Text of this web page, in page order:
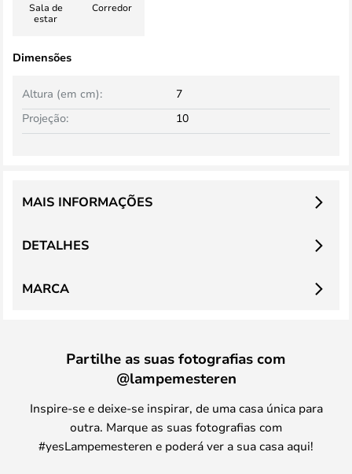
Sala de
estar
Corredor
Dimensões
Altura (em cm):
7
Projeção:
10
DETALHES
MAIS INFORMAÇÕES
MARCA
Partilhe as suas fotografias com
@lampemesteren
Inspire-se e deixe-se inspirar, de uma casa única para
outra. Marque as suas fotografias com
#yesLampemesteren e poderá ver a sua casa aqui!